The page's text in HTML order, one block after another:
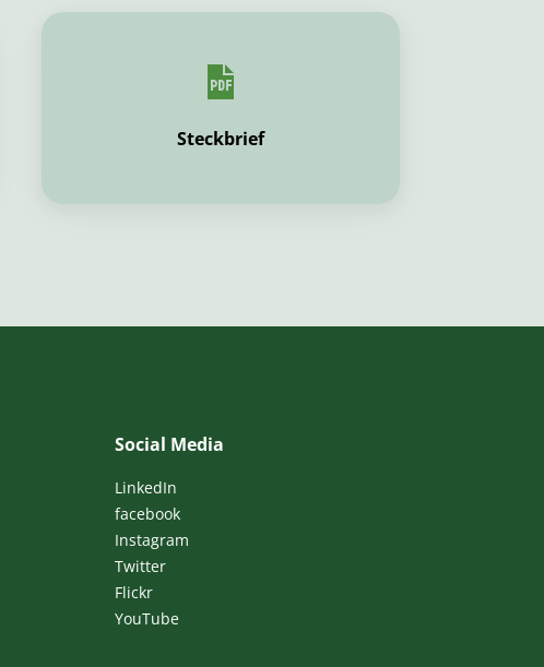
Steckbrief
Social Media
LinkedIn
facebook
Instagram
Twitter
Flickr
YouTube